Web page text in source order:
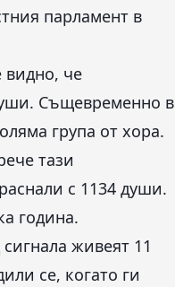
парламент в
видно, че
Същевременно в
група от хора.
тази
с 1134 души.
година.
живеят 11
се, когато ги